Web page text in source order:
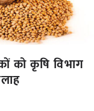
को कृषि विभाग